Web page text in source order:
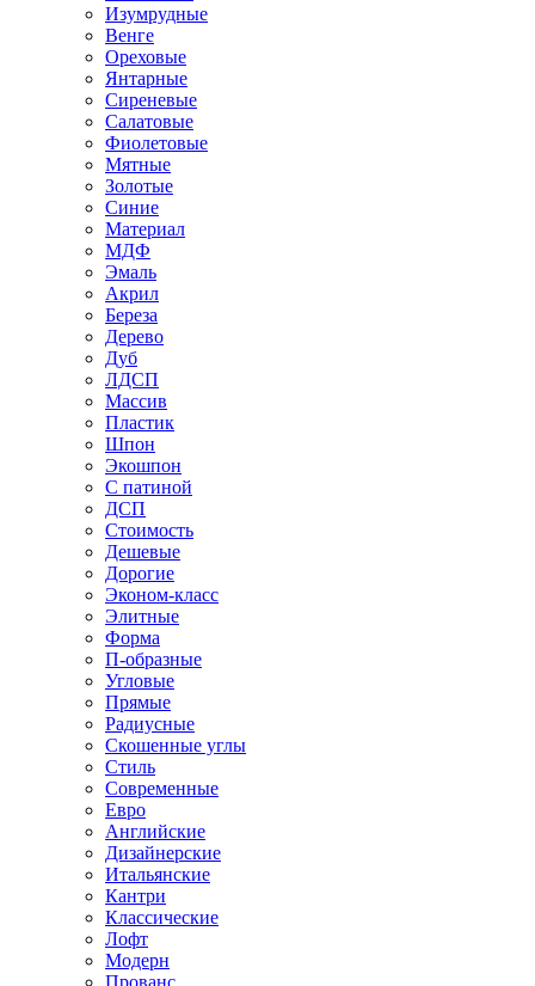
Изумрудные
Венге
Ореховые
Янтарные
Сиреневые
Салатовые
Фиолетовые
Мятные
Золотые
Синие
Материал
МДФ
Эмаль
Акрил
Береза
Дерево
Дуб
ЛДСП
Массив
Пластик
Шпон
Экошпон
С патиной
ДСП
Стоимость
Дешевые
Дорогие
Эконом-класс
Элитные
Форма
П-образные
Угловые
Прямые
Радиусные
Скошенные углы
Стиль
Современные
Евро
Английские
Дизайнерские
Итальянские
Кантри
Классические
Лофт
Модерн
Прованс